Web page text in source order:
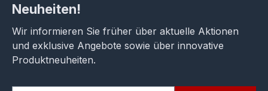
Neuheiten!
Wir informieren Sie früher über aktuelle Aktionen
und exklusive Angebote sowie über innovative
Produktneuheiten.